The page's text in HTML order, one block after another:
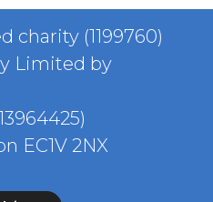
charity (1199760)
Limited by
EC1V 2NX